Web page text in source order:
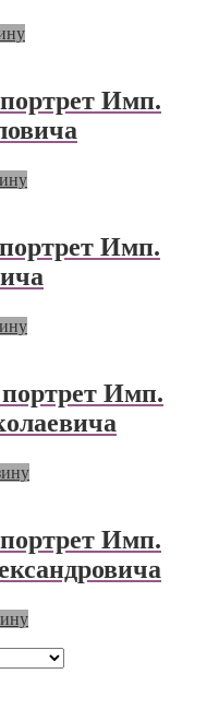
Имп.
Имп.
Имп.
Имп.